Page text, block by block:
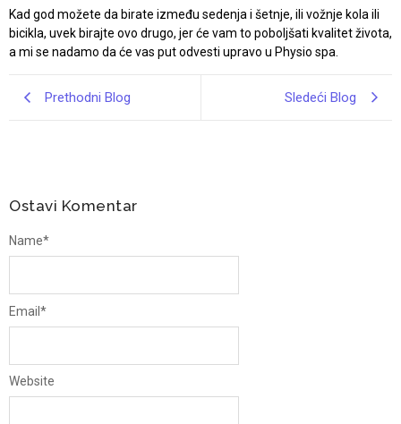
Kad god možete da birate između sedenja i šetnje, ili vožnje kola ili
bicikla, uvek birajte ovo drugo, jer će vam to poboljšati kvalitet života,
a mi se nadamo da će vas put odvesti upravo u Physio spa.
Prethodni Blog Sledeći Blog
Ostavi Komentar
Name*
Email *
Website